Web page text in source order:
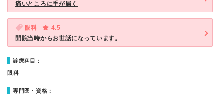
痛いところに手が届く
眼科
4.5
開院当時からお世話になっています。
診療科目：
眼科
専門医・資格：